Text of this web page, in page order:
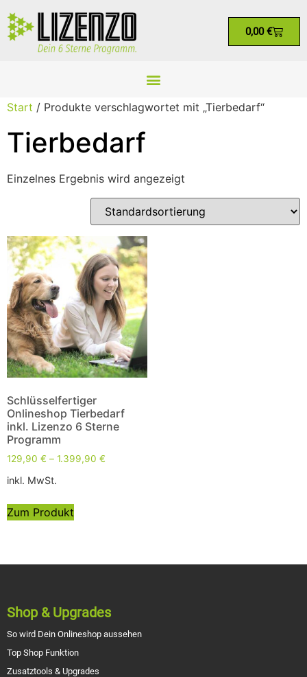
0,00€
Start / Produkte verschlagwortet mit „Tierbedarf“
Tierbedarf
Einzelnes Ergebnis wird angezeigt
Schlüsselfertiger
Onlineshop Tierbedarf
inkl. Lizenzo 6 Sterne
Programm
129,90 € – 1.399,90 €
inkl. MwSt.
Zum Produkt
Shop & Upgrades
So wird Dein Onlineshop aussehen
Top Shop Funktion
Zusatztools & Upgrades